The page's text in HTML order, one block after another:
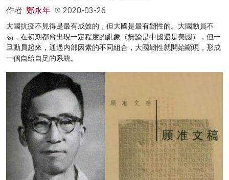
作者: 鄭永年 2020-03-26
大國抗疫不見得是最有成效的，但大國是最有韌性的。大國動員不
易，在初期都會出現一定程度的亂象（無論是中國還是美國），但一
旦動員起來，通過內部因素的不同組合，大國韌性就開始顯現，形成
一個自給自足的系統。